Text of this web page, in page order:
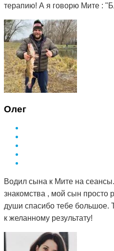
терапию! А я говорю Мите :
Олег
Водил сына к Мите на
знакомства , мой сын просто
души спасибо тебе большое.
к желанному результату!